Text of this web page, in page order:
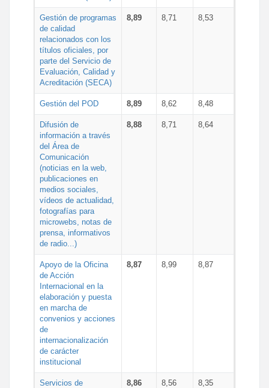
Gestión de programas
de calidad
relacionados con los
títulos oficiales, por
parte del Servicio de
Evaluación, Calidad y
Acreditación (SECA)
8,89 8,71 8,53
Gestión del POD 8,89 8,62 8,48
Difusión de
información a través
del Área de
Comunicación
(noticias en la web,
publicaciones en
medios sociales,
vídeos de actualidad,
fotografías para
microwebs, notas de
prensa, informativos
de radio...)
8,88 8,71 8,64
Apoyo de la Oficina
de Acción
Internacional en la
elaboración y puesta
en marcha de
convenios y acciones
de
internacionalización
de carácter
institucional
8,87 8,99 8,87
Servicios de
8,86 8,56 8,35